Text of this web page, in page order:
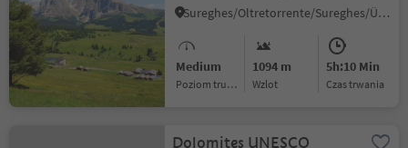
Ortisei
Sureghes/Oltretorrente/Sureghes/Überwasser, Kastelruth/Castelrotto, Dolomites Region Seiser Alm
Medium
Poziom trudności
1094 m
Wzlot
5h:10 Min
czas trwania
Dolomites UNESCO